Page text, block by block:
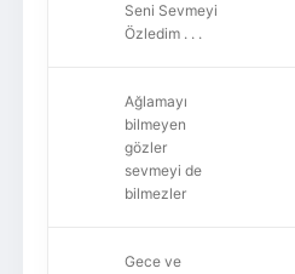
Seni Sevmeyi
Özledim . . .
Ağlamayı
bilmeyen
gözler
sevmeyi de
bilmezler
Gece ve